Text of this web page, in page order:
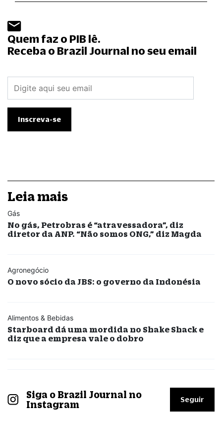
Quem faz o PIB lê.
Receba o Brazil Journal no seu email
Leia mais
Gás
No gás, Petrobras é “atravessadora”, diz
diretor da ANP. “Não somos ONG,” diz Magda
Agronegócio
O novo sócio da JBS: o governo da Indonésia
Alimentos & Bebidas
Starboard dá uma mordida no Shake Shack e
diz que a empresa vale o dobro
Siga o Brazil Journal no
Instagram
Seguir